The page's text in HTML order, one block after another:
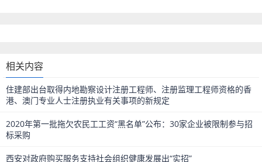
华人民共和国监察法》、《中华人民共和国政府采购法》、
《资产评估法》、《中华人民共和国政府采购法实施条
例》、《财政违法行为处罚处分条例》、《专业技术人员资
采购代理机构、供应商、评审委员会成员违法问题的，引导
相关内容
住建部出台取得内地勘察设计注册工程师、注册监理工程师资格的香
港、澳门专业人士注册执业有关事项的新规定
2020年第一批拖欠农民工工资“黑名单”公布：30家企业被限制参与招
标采购
西安对政府购买服务支持社会组织健康发展出“实招”